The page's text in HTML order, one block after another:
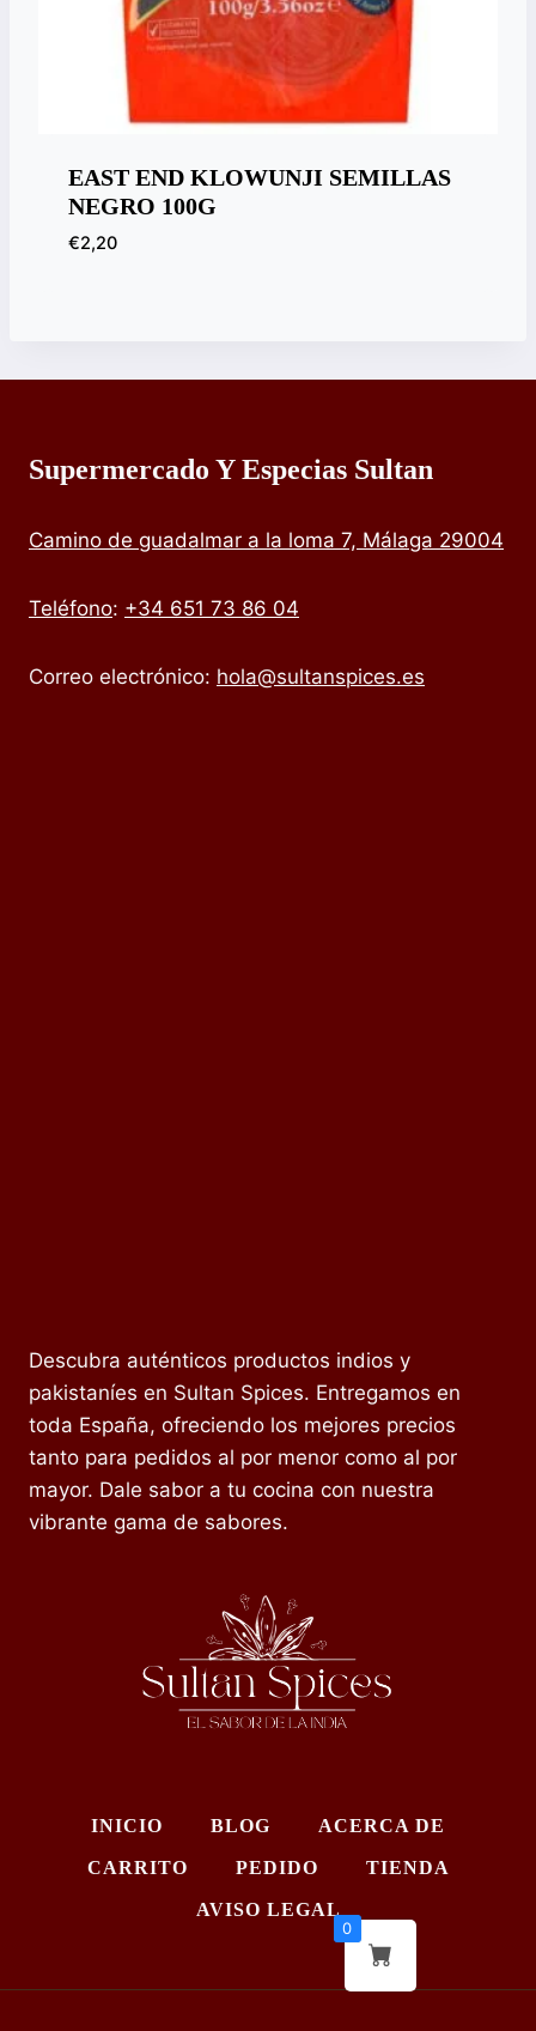
EAST END KLOWUNJI SEMILLAS
NEGRO 100G
€2,20
Supermercado Y Especias Sultan
Camino de guadalmar a la loma 7, Málaga 29004
Teléfono: +34 651 73 86 04
Correo electrónico: hola@sultanspices.es
Descubra auténticos productos indios y
pakistaníes en Sultan Spices. Entregamos en
toda España, ofreciendo los mejores precios
tanto para pedidos al por menor como al por
mayor. Dale sabor a tu cocina con nuestra
vibrante gama de sabores.
INICIO BLOG ACERCA DE
CARRITO PEDIDO TIENDA
AVISO LEGAL
0